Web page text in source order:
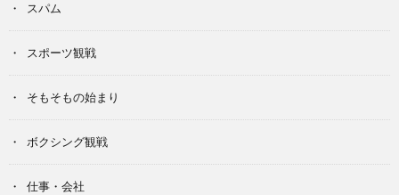
スパム
スポーツ観戦
そもそもの始まり
ボクシング観戦
仕事・会社